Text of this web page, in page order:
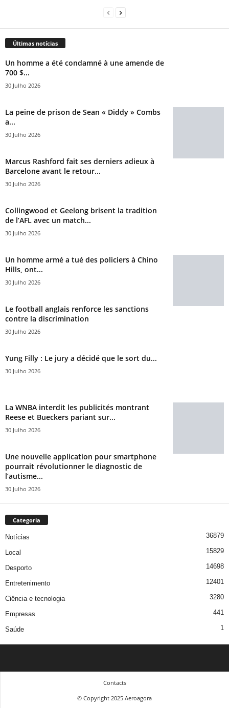
Últimas notícias
Un homme a été condamné à une amende de
700 $...
30 Julho 2026
La peine de prison de Sean « Diddy » Combs
a...
30 Julho 2026
Marcus Rashford fait ses derniers adieux à
Barcelone avant le retour...
30 Julho 2026
Collingwood et Geelong brisent la tradition
de l’AFL avec un match...
30 Julho 2026
Un homme armé a tué des policiers à Chino
Hills, ont...
30 Julho 2026
Le football anglais renforce les sanctions
contre la discrimination
30 Julho 2026
Yung Filly : Le jury a décidé que le sort du...
30 Julho 2026
La WNBA interdit les publicités montrant
Reese et Bueckers pariant sur...
30 Julho 2026
Une nouvelle application pour smartphone
pourrait révolutionner le diagnostic de
l’autisme...
30 Julho 2026
Categoria
Notícias 36879
Local 15829
Desporto 14698
Entretenimento 12401
Ciência e tecnologia 3280
Empresas 441
Saúde 1
Contacts
© Copyright 2025 Aeroagora